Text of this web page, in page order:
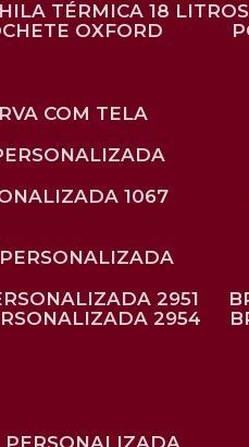
TÉRMICA 18 LITROS
OXFORD
COM TELA
1067
PERSONALIZADA
2951
2954
PERSONALIZADA